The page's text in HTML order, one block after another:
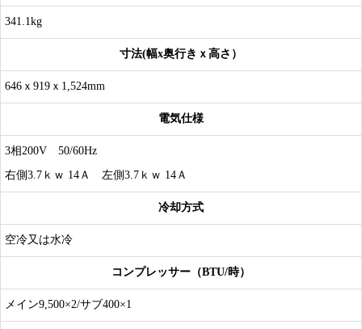
341.1kg
寸法(幅x奥行きｘ高さ）
646ｘ919ｘ1,524mm
電気仕様
3相200V 50/60Hz
右側3.7ｋｗ 14Ａ 左側3.7ｋｗ 14Ａ
冷却方式
空冷又は水冷
コンプレッサー（BTU/時）
メイン9,500×2/サブ400×1